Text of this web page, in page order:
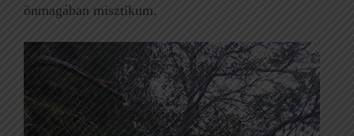
önmagában misztikum.